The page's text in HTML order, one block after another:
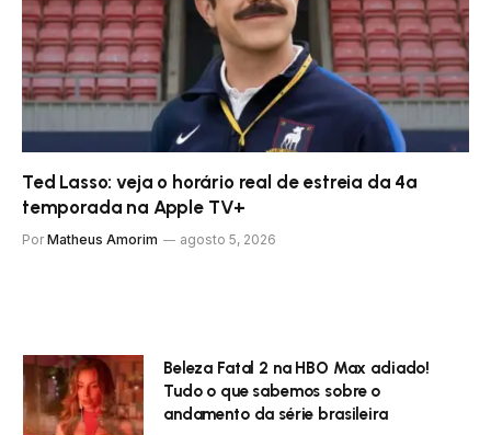
Ted Lasso: veja o horário real de estreia da 4ª
temporada na Apple TV+
Por Matheus Amorim agosto 5, 2026
Beleza Fatal 2 na HBO Max adiado!
Tudo o que sabemos sobre o
andamento da série brasileira